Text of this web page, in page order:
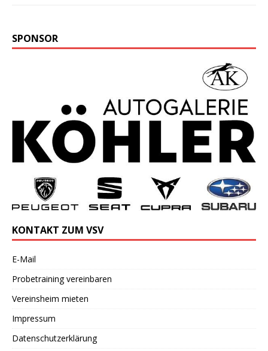
SPONSOR
KONTAKT ZUM VSV
E-Mail
Probetraining vereinbaren
Vereinsheim mieten
Impressum
Datenschutzerklärung